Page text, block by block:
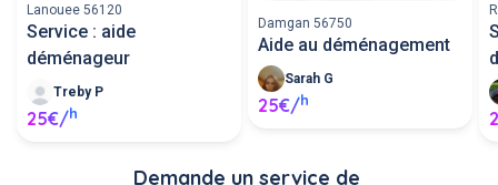
Lanouee 56120
Service : aide
déménageur
Treby P
25€/h
Damgan 56750
Aide au déménagement
Sarah G
25€/h
Demande un service de